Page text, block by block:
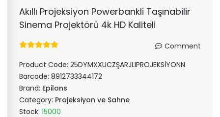
Akıllı Projeksiyon Powerbankli Taşınabilir
Sinema Projektörü 4k HD Kaliteli
Comment
Product Code: 25DYMXXUCZŞARJLIPROJEKSİYONN
Barcode: 8912733344172
Brand: Epilons
Category: Projeksiyon ve Sahne
Stock: 15000